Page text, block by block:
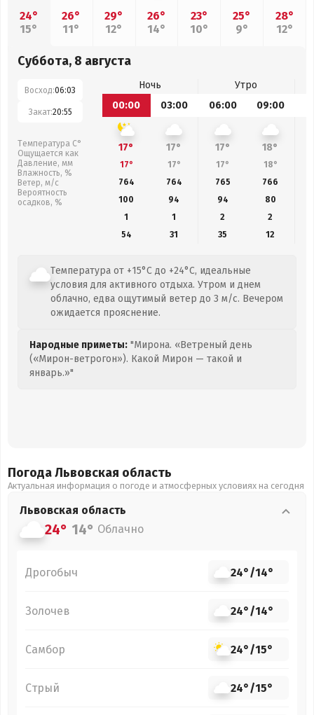
24°
15°
26°
11°
29°
12°
26°
14°
23°
10°
25°
9°
28°
12°
Суббота, 8 августа
Восход:06:03
Закат:20:55
Температура С°
Ощущается как
Давление, мм
Влажность, %
Ветер, м/с
Вероятность
осадков, %
Ночь
Утро
00:00
03:00 06:00 09:00
17° 17° 17° 18°
17° 17° 17° 18°
764
764 765 766
100
94 94
80
1
1 2
2
54
31 35 12
Температура от +15°C до +24°C, идеальные
условия для активного отдыха. Утром и днем
облачно, едва ощутимый ветер до 3 м/с. Вечером
ожидается прояснение.
Народные приметы: "Мирона. «Ветреный день
(«Мирон-ветрогон»). Какой Мирон — такой и
январь.»"
Погода Львовская область
Актуальная информация о погоде и атмосферных условиях на сегодня
Львовская область
24° 14° Облачно
Дрогобыч 24°/14°
Золочев 24°/14°
Самбор 24°/15°
Стрый 24°/15°